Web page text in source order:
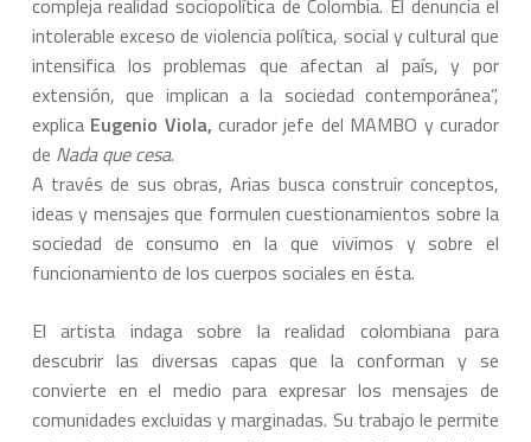
compleja realidad sociopolítica de Colombia. Él denuncia el
intolerable exceso de violencia política, social y cultural que
intensifica los problemas que afectan al país, y por
extensión, que implican a la sociedad contemporánea”,
explica Eugenio Viola, curador jefe del MAMBO y curador
de Nada que cesa.
A través de sus obras, Arias busca construir conceptos,
ideas y mensajes que formulen cuestionamientos sobre la
sociedad de consumo en la que vivimos y sobre el
funcionamiento de los cuerpos sociales en ésta.
El artista indaga sobre la realidad colombiana para
descubrir las diversas capas que la conforman y se
convierte en el medio para expresar los mensajes de
comunidades excluidas y marginadas. Su trabajo le permite